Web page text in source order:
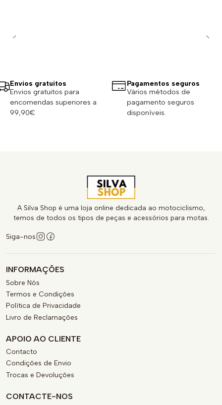
Envios gratuitos
Envios gratuitos para
encomendas superiores a
99,90€
Pagamentos seguros
Vários métodos de
pagamento seguros
disponíveis.
A Silva Shop é uma loja online dedicada ao motociclismo,
temos de todos os tipos de peças e acessórios para motas.
Siga-nos
INFORMAÇÕES
Sobre Nós
Termos e Condições
Política de Privacidade
Livro de Reclamações
APOIO AO CLIENTE
Contacto
Condições de Envio
Trocas e Devoluções
CONTACTE-NOS